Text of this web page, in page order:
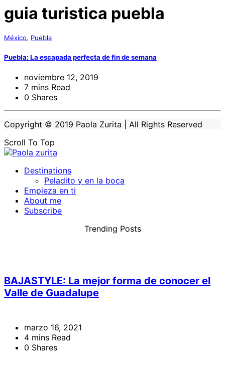
guia turistica puebla
México, Puebla
Puebla: La escapada perfecta de fin de semana
noviembre 12, 2019
7 mins Read
0 Shares
Copyright © 2019 Paola Zurita | All Rights Reserved
Scroll To Top
Destinations
Peladito y en la boca
Empieza en ti
About me
Subscribe
Trending Posts
BAJASTYLE: La mejor forma de conocer el
Valle de Guadalupe
marzo 16, 2021
4 mins Read
0 Shares